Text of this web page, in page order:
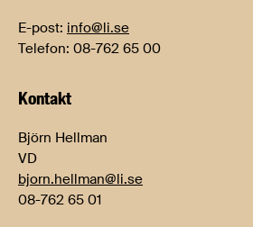
E-post: info@li.se
Telefon: 08-762 65 00
Kontakt
Björn Hellman
VD
bjorn.hellman@li.se
08-762 65 01